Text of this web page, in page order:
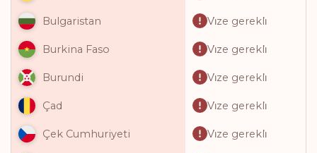
Bulgaristan Vi̇ze gerekli̇
Burkina Faso Vi̇ze gerekli̇
Burundi Vi̇ze gerekli̇
Çad Vi̇ze gerekli̇
Çek Cumhuriyeti Vi̇ze gerekli̇